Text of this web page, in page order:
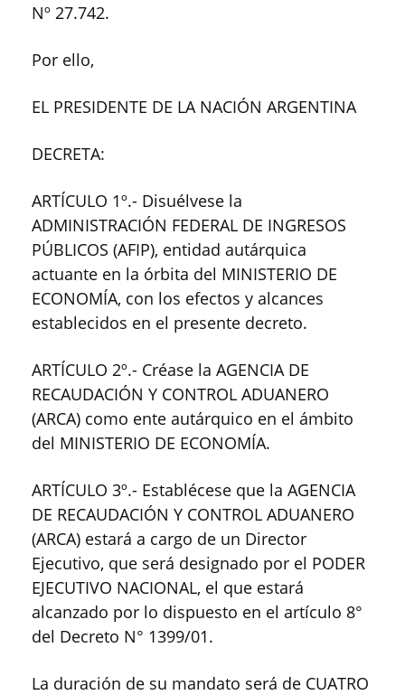
Nº 27.742.
Por ello,
EL PRESIDENTE DE LA NACIÓN ARGENTINA
DECRETA:
ARTÍCULO 1º.- Disuélvese la
ADMINISTRACIÓN FEDERAL DE INGRESOS
PÚBLICOS (AFIP), entidad autárquica
actuante en la órbita del MINISTERIO DE
ECONOMÍA, con los efectos y alcances
establecidos en el presente decreto.
ARTÍCULO 2º.- Créase la AGENCIA DE
RECAUDACIÓN Y CONTROL ADUANERO
(ARCA) como ente autárquico en el ámbito
del MINISTERIO DE ECONOMÍA.
ARTÍCULO 3º.- Establécese que la AGENCIA
DE RECAUDACIÓN Y CONTROL ADUANERO
(ARCA) estará a cargo de un Director
Ejecutivo, que será designado por el PODER
EJECUTIVO NACIONAL, el que estará
alcanzado por lo dispuesto en el artículo 8°
del Decreto N° 1399/01.
La duración de su mandato será de CUATRO